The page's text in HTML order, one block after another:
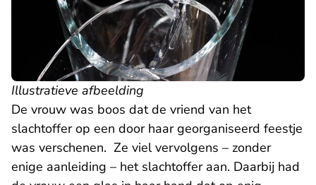
Illustratieve afbeelding
De vrouw was boos dat de vriend van het
slachtoffer op een door haar georganiseerd feestje
was verschenen. Ze viel vervolgens – zonder
enige aanleiding – het slachtoffer aan. Daarbij had